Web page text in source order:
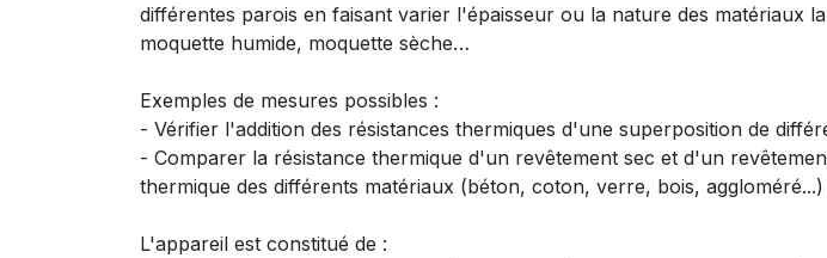
différentes parois en faisant varier l'épaisseur ou la nature des matériaux
moquette humide, moquette sèche…
Exemples de mesures possibles :
- Vérifier l'addition des résistances thermiques d'une superposition de
- Comparer la résistance thermique d'un revêtement sec et d'un
thermique des différents matériaux (béton, coton, verre, bois,
L'appareil est constitué de :